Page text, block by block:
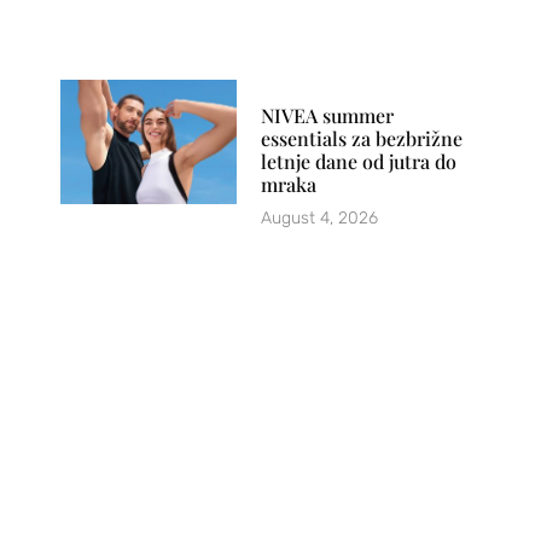
NIVEA summer
essentials za bezbrižne
letnje dane od jutra do
mraka
August 4, 2026